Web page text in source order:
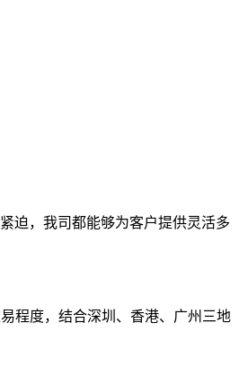
迫，我司都能够为客户提供灵活多
程度，结合深圳、香港、广州三地